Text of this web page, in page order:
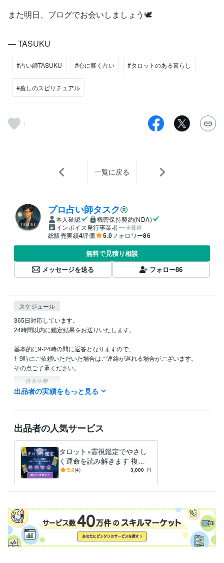
また明日、ブログでお会いしましょう🕊
— TASUKU
#占い師TASUKU #心に響く占い #タロットのある暮らし
#癒しのスピリチュアル
1
一覧に戻る
プロ占い師タスク
本人確認
機密保持契約(NDA)
インボイス発行事業者
未登録
総販売実績4評価 5.0フォロワー86
無料で見積り相談
メッセージを送る
フォロー86
スケジュール
365日対応しています。
24時間以内に鑑定結果をお送りいたします。
基本的に9-24時の間に返答となりますので、
1-9時にご依頼いただいた場合はご連絡が遅れる場合がございます。
その点ご了承ください。
得意分野
占い タロット占い オラクルカード
結婚
出品者の実績をもっと見る
出品者の人気サービス
タロット×霊視鑑定でやさし
く運命を読み解きます 複数
テーマ×1250文字以上の圧倒
5.0(4) 3,000 円